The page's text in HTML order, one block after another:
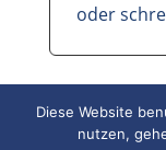
oder
Diese Website
nutzen,